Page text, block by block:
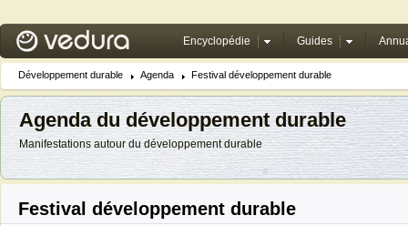
Encyclopédie Guides
Développement durable Agenda Festival développement durable
Agenda du développement durable
Manifestations autour du développement durable
Festival développement durable